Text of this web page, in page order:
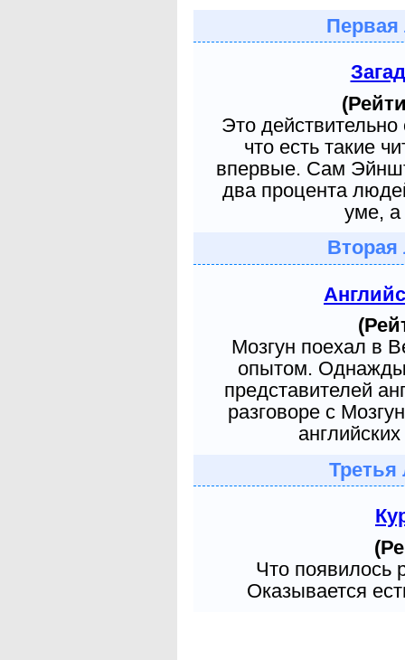
Первая
Это
что есть такие
впервые. Сам
два процента
уме, а
Вторая
Мозгун поехал в
опытом. Однажды
представителей
разговоре с
Третья
Что появилось
Оказывается